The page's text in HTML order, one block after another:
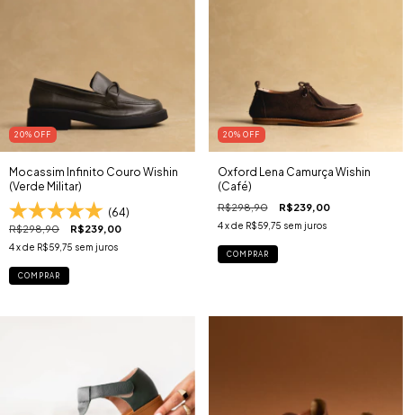
20% OFF
Mocassim Infinito Couro Wishin
(Verde Militar)
(64)
R$298,90 R$239,00
4x de R$59,75 sem juros
COMPRAR
20% OFF
Oxford Lena Camurça Wishin
(Café)
R$298,90 R$239,00
4 x de R$59,75 sem juros
COMPRAR